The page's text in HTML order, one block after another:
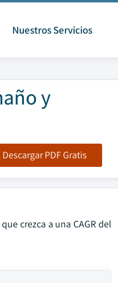
Nuestros Servicios
y
Descargar PDF Gratis
crezca a una CAGR del